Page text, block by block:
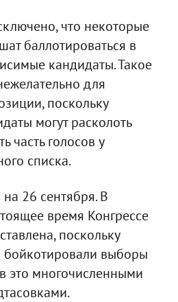
что некоторые
баллотироваться в
кандидаты. Такое
для
поскольку
могут расколоть
часть голосов у
списка.
26 сентября. В
время Конгрессе
поскольку
бойкотировали выборы
это многочисленными